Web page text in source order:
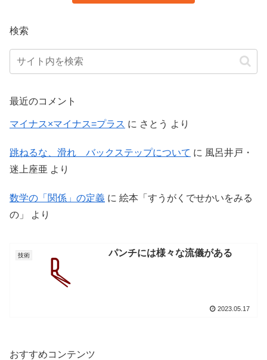
検索
最近のコメント
マイナス×マイナス=プラス に さとう より
跳ねるな、滑れ バックステップについて に 風呂井戸・
迷上座亜 より
数学の「関係」の定義 に 絵本「すうがくでせかいをみる
の」
より
技術 パンチには様々な流儀がある
2023.05.17
おすすめコンテンツ